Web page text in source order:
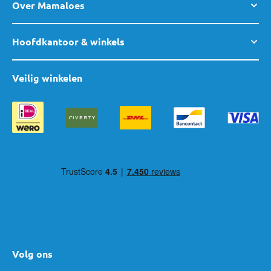
Over Mamaloes
Hoofdkantoor & winkels
Volg ons
Veilig winkelen